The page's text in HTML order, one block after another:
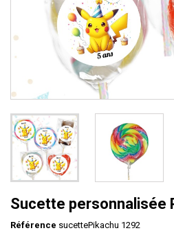
Sucette personnalisée
Référence sucettePikachu 1292